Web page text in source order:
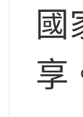
國
享